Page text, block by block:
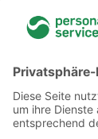
Über uns
Akademie